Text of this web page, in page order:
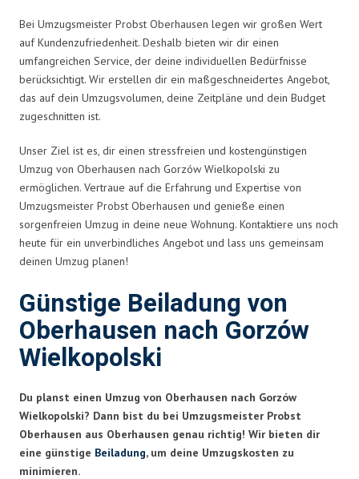
Bei Umzugsmeister Probst Oberhausen legen wir großen Wert
auf Kundenzufriedenheit. Deshalb bieten wir dir einen
umfangreichen Service, der deine individuellen Bedürfnisse
berücksichtigt. Wir erstellen dir ein maßgeschneidertes Angebot,
das auf dein Umzugsvolumen, deine Zeitpläne und dein Budget
zugeschnitten ist.
Unser Ziel ist es, dir einen stressfreien und kostengünstigen
Umzug von Oberhausen nach Gorzów Wielkopolski zu
ermöglichen. Vertraue auf die Erfahrung und Expertise von
Umzugsmeister Probst Oberhausen und genieße einen
sorgenfreien Umzug in deine neue Wohnung. Kontaktiere uns noch
heute für ein unverbindliches Angebot und lass uns gemeinsam
deinen Umzug planen!
Günstige Beiladung von
Oberhausen nach Gorzów
Wielkopolski
Du planst einen Umzug von Oberhausen nach Gorzów
Wielkopolski? Dann bist du bei Umzugsmeister Probst
Oberhausen aus Oberhausen genau richtig! Wir bieten dir
eine günstige Beiladung, um deine Umzugskosten zu
minimieren.